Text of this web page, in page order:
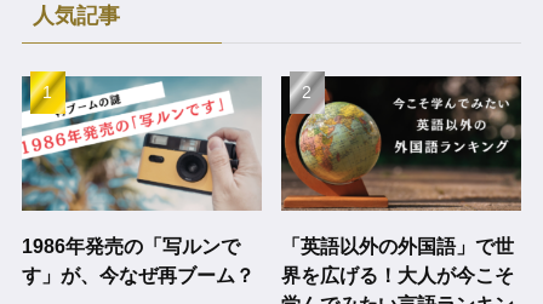
人気記事
1986年発売の「写ルンで
す」が、今なぜ再ブーム？
「英語以外の外国語」で世
界を広げる！大人が今こそ